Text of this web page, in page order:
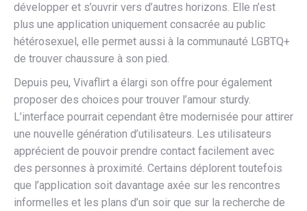
développer et s’ouvrir vers d’autres horizons. Elle n’est
plus une application uniquement consacrée au public
hétérosexuel, elle permet aussi à la communauté LGBTQ+
de trouver chaussure à son pied.
Depuis peu, Vivaflirt a élargi son offre pour également
proposer des choices pour trouver l’amour sturdy.
L’interface pourrait cependant être modernisée pour attirer
une nouvelle génération d’utilisateurs. Les utilisateurs
apprécient de pouvoir prendre contact facilement avec
des personnes à proximité. Certains déplorent toutefois
que l’application soit davantage axée sur les rencontres
informelles et les plans d’un soir que sur la recherche de